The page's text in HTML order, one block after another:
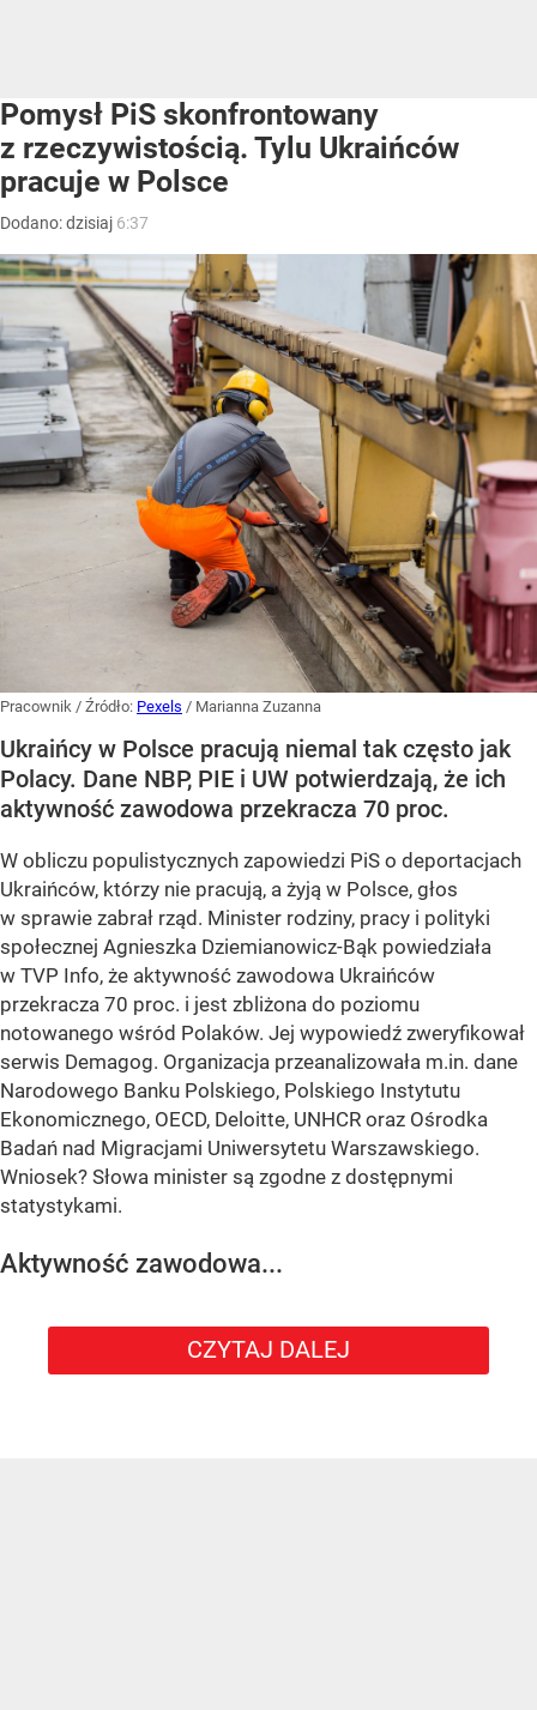
Pomysł PiS skonfrontowany
z rzeczywistością. Tylu Ukraińców
pracuje w Polsce
Dodano:dzisiaj 6:37
Pracownik / Źródło: Pexels / Marianna Zuzanna
Ukraińcy w Polsce pracują niemal tak często jak
Polacy. Dane NBP, PIE i UW potwierdzają, że ich
aktywność zawodowa przekracza 70 proc.
W obliczu populistycznych zapowiedzi PiS o deportacjach
Ukraińców, którzy nie pracują, a żyją w Polsce, głos
w sprawie zabrał rząd. Minister rodziny, pracy i polityki
społecznej Agnieszka Dziemianowicz-Bąk powiedziała
w TVP Info, że aktywność zawodowa Ukraińców
przekracza 70 proc. i jest zbliżona do poziomu
notowanego wśród Polaków. Jej wypowiedź zweryfikował
serwis Demagog. Organizacja przeanalizowała m.in. dane
Narodowego Banku Polskiego, Polskiego Instytutu
Ekonomicznego, OECD, Deloitte, UNHCR oraz Ośrodka
Badań nad Migracjami Uniwersytetu Warszawskiego.
Wniosek? Słowa minister są zgodne z dostępnymi
statystykami.
Aktywność zawodowa...
CZYTAJ DALEJ